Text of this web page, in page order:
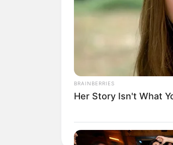
Estreou na
Menor
Melhor ano: